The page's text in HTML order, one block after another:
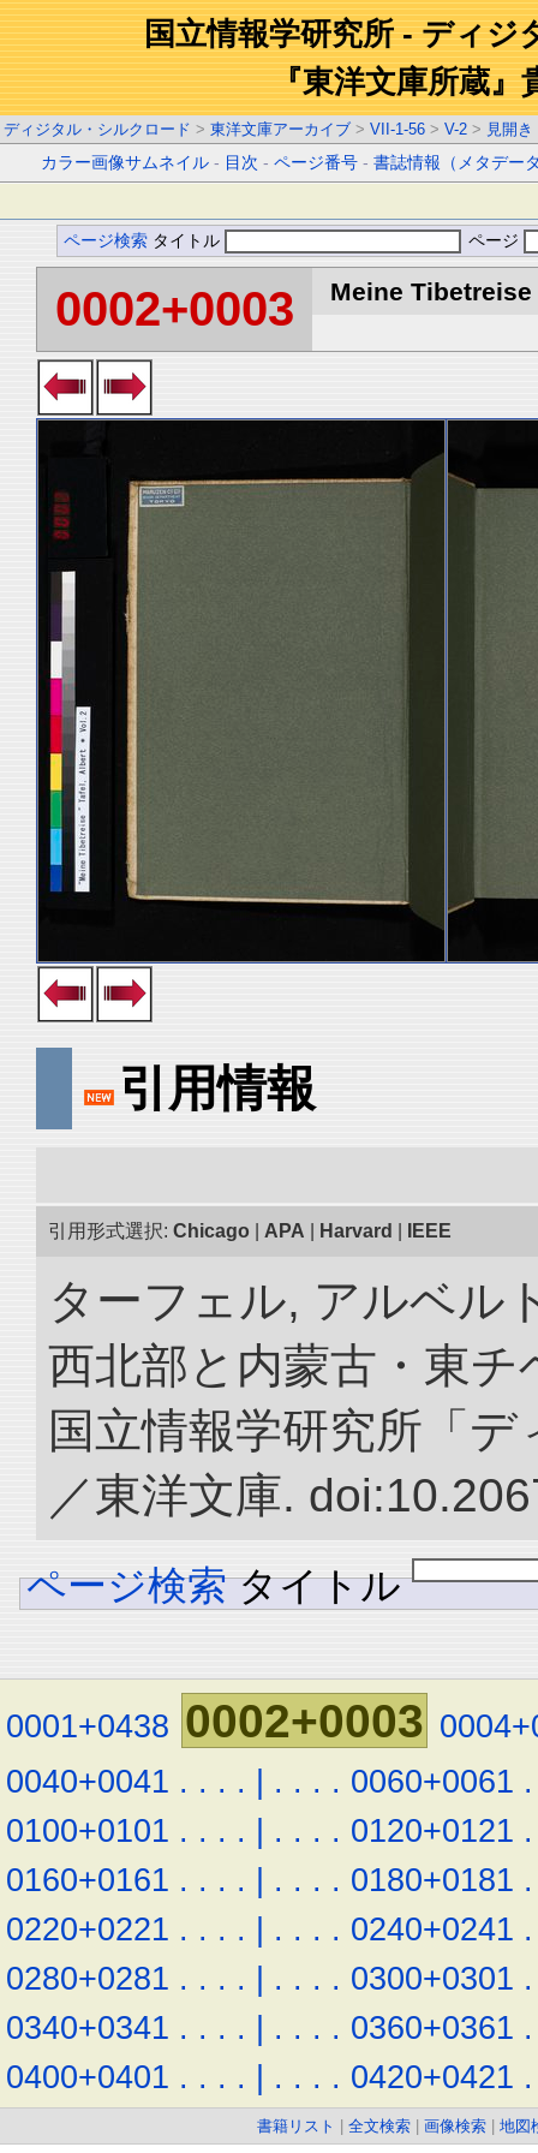
国立情報学研究所 - ディジ
『東洋文庫所蔵』
ディジタル・シルクロード > 東洋文庫アーカイブ > VII-1-56 > V-2 > 見開き
カラー画像サムネイル - 目次 -ページ番号 -書誌情報（メタデー
ページ検索 タイトル ページ
0002+0003 Meine
引用情報
引用形式選択: Chicago APA Harvard IEEE
ターフェル, アルベル
西北部と内蒙古・東チ
国立情報学研究所「
／東洋文庫.
ページ検索 タイトル
0001+0438 0002+0003
0040+0041 . . . . | . . . . 0060+0061 .
0100+0101 . . . . | . . . . 0120+0121 .
0160+0161 . . . . | . . . . 0180+0181 .
0220+0221 . . . . | . . . . 0240+0241 .
0280+0281 . . . . | . . . . 0300+0301 .
0340+0341 . . . . | . . . . 0360+0361 .
0400+0401 . . . . | . . . . 0420+0421 .
書籍リスト 全文検索 画像検索 地図